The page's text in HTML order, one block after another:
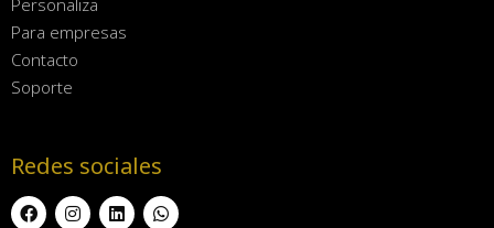
Para empresas
Contacto
Soporte
Redes sociales